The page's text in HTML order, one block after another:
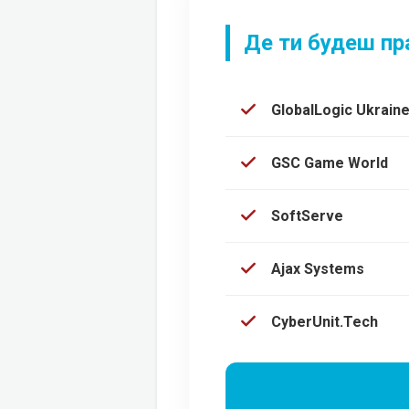
Де ти будеш
GlobalLogic Ukraine
GSC Game World
SoftServe
Ajax Systems
CyberUnit.Tech